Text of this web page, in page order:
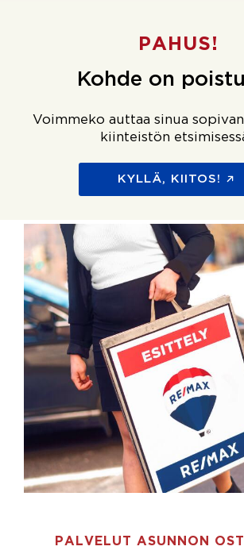
PAHUS!
Kohde on
Voimmeko auttaa sinua
kiinteistön
KYLLÄ, KIITOS!
PALVELUT ASUNNON